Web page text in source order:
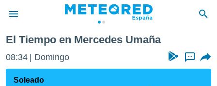
de
por
El Tiempo en Mercedes Umaña
08:34 Domingo ...
Soleado